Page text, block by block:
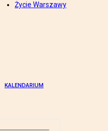
Życie Warszawy
KALENDARIUM